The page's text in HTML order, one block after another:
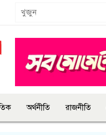
অর্থনীতি রাজনীতি